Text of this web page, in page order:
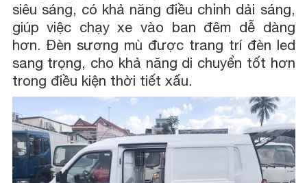
siêu sáng, có khả năng điều chỉnh dải sáng,
giúp việc chạy xe vào ban đêm dễ dàng
hơn. Đèn sương mù được trang trí đèn led
sang trọng, cho khả năng di chuyển tốt hơn
trong điều kiện thời tiết xấu.